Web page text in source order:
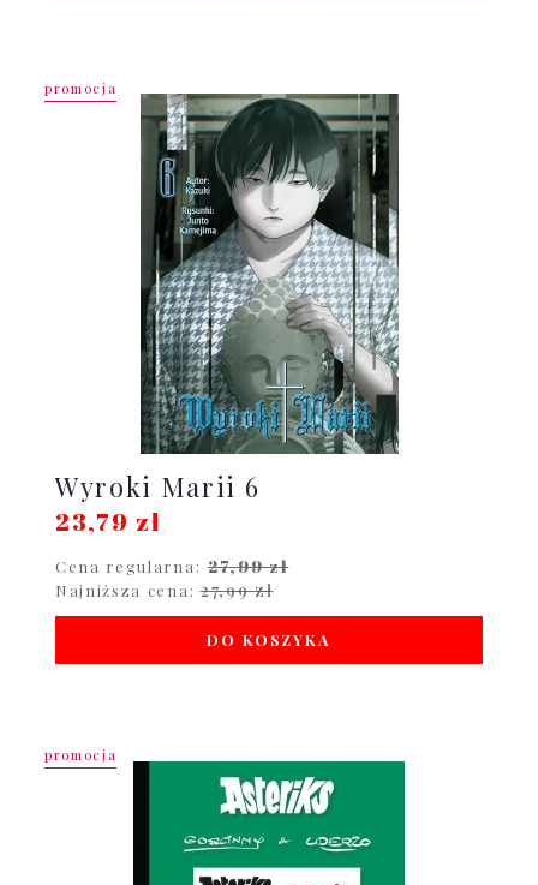
Wyroki Marii 6
23,79 zł
Cena regularna: 27,99 zł
Najniższa cena: 27,99 zł
DO KOSZYKA
promocja
promocja